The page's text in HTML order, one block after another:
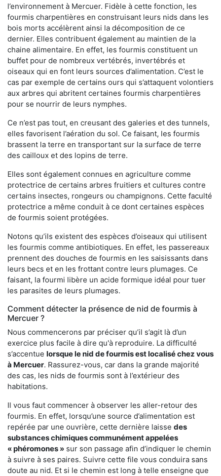
l’environnement à Mercuer. Fidèle à cette fonction, les
fourmis charpentières en construisant leurs nids dans les
bois morts accélèrent ainsi la décomposition de ce
dernier. Elles contribuent également au maintien de la
chaine alimentaire. En effet, les fourmis constituent un
buffet pour de nombreux vertébrés, invertébrés et
oiseaux qui en font leurs sources d’alimentation. C’est le
cas par exemple de certains ours qui s’attaquent volontiers
aux arbres qui abritent certaines fourmis charpentières
pour se nourrir de leurs nymphes.
Ce n’est pas tout, en creusant des galeries et des tunnels,
elles favorisent l’aération du sol. Ce faisant, les fourmis
brassent la terre en transportant sur la surface de terre
des cailloux et des lopins de terre.
Elles sont également connues en agriculture comme
protectrice de certains arbres fruitiers et cultures contre
certains insectes, rongeurs ou champignons. Cette faculté
protectrice a même conduit à ce dont certaines espèces
de fourmis soient protégées.
Notons qu’ils existent des espèces d’oiseaux qui utilisent
les fourmis comme antibiotiques. En effet, les passereaux
prennent des douches de fourmis en les saisissants dans
leurs becs et en les frottant contre leurs plumages. Ce
faisant, la fourmi libère un acide formique idéal pour tuer
les parasites de leurs plumages.
Comment détecter la présence de nid de fourmis à
Mercuer ?
Nous commencerons par préciser qu’il s’agit là d’un
exercice plus facile à dire qu'à reproduire. La difficulté
s’accentue lorsque le nid de fourmis est localisé chez vous
à Mercuer. Rassurez-vous, car dans la grande majorité
des cas, les nids de fourmis sont à l’extérieur des
habitations.
Il vous faut commencer à observer les aller-retour des
fourmis. En effet, lorsqu’une source d’alimentation est
repérée par une ouvrière, cette dernière laisse des
substances chimiques communément appelées
« phéromones » sur son passage afin d’indiquer le chemin
à suivre à ses paires. Suivre cette file vous conduira sans
doute au nid. Et si le chemin est long à telle enseigne que